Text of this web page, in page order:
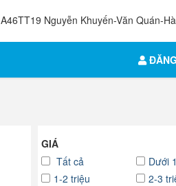
A46TT19 Nguyễn Khuyến-Văn Quán-
GIÁ
Tất cả
Dưới
1-2 triệu
2-3